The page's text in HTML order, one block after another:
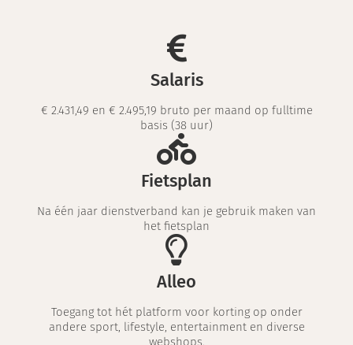
Salaris
€ 2.431,49 en € 2.495,19 bruto per maand op fulltime
basis (38 uur)
Fietsplan
Na één jaar dienstverband kan je gebruik maken van
het fietsplan
Alleo
Toegang tot hét platform voor korting op onder
andere sport, lifestyle, entertainment en diverse
webshops.